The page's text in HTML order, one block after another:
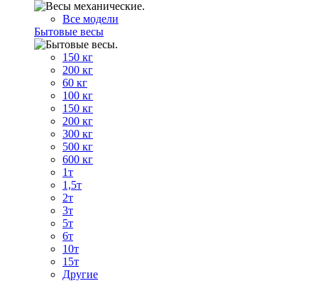
Все модели
Бытовые весы
150 кг
200 кг
60 кг
100 кг
150 кг
200 кг
300 кг
500 кг
600 кг
1т
1,5т
2т
3т
5т
6т
10т
15т
Другие